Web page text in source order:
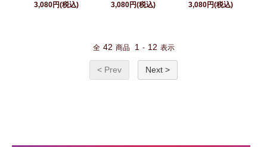
3,080円(税込)
3,080円(税込)
3,080円(税込)
全 42 商品 1 - 12 表示
< Prev Next >